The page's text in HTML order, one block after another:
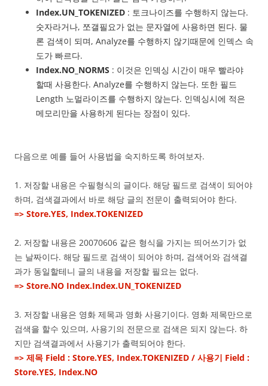
Index.UN_TOKENIZED : 토크나이즈를 수행하지 않는다.
숫자라거나, 쪼갤필요가 없는 문자열에 사용하면 된다. 물
론 검색이 되며, Analyze를 수행하지 않기때문에 인덱스 속
도가 빠르다.
Index.NO_NORMS : 이것은 인덱싱 시간이 매우 빨라야
할때 사용한다. Analyze를 수행하지 않는다. 또한 필드
Length 노멀라이즈를 수행하지 않는다. 인덱싱시에 적은
메모리만을 사용하게 된다는 장점이 있다.
다음으로 예를 들어 사용법을 숙지하도록 하여보자.
1. 저장할 내용은 수필형식의 글이다. 해당 필드로 검색이 되어야
하며, 검색결과에서 바로 해당 글의 전문이 출력되어야 한다.
=> Store.YES, Index.TOKENIZED
2. 저장할 내용은 20070606 같은 형식을 가지는 띄어쓰기가 없
는 날짜이다. 해당 필드로 검색이 되어야 하며, 검색어와 검색결
과가 동일할테니 글의 내용을 저장할 필요는 없다.
=> Store.NO Index.Index.UN_TOKENIZED
3. 저장할 내용은 영화 제목과 영화 사용기이다. 영화 제목만으로
검색을 할수 있으며, 사용기의 전문으로 검색은 되지 않는다. 하
지만 검색결과에서 사용기가 출력되어야 한다.
=> 제목 Field : Store.YES, Index.TOKENIZED / 사용기 Field :
Store.YES, Index.NO